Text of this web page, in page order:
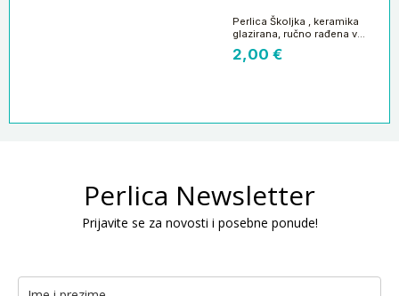
Perlica Školjka , keramika
glazirana, ručno rađena vel
21×9 mm, boja:lila 2 kom
KER01
2,00 €
Perlica Newsletter
Prijavite se za novosti i posebne ponude!